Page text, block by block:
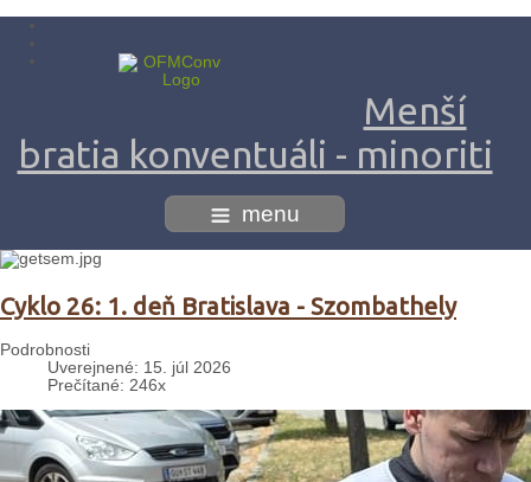
Menší
bratia konventuáli - minoriti
menu
Cyklo 26: 1. deň Bratislava - Szombathely
Podrobnosti
Uverejnené: 15. júl 2026
Prečítané: 246x